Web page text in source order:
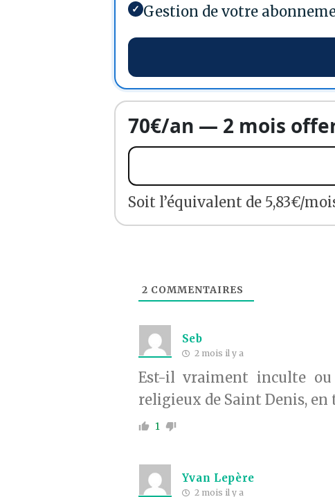
✓ Gestion de votre
70€/an — 2 mois
Soit l’équivalent de 5,83€/
2 COMMENTAIRES
Seb
2 mois il y a
Est-il vraiment inculte
religieux de Saint Denis, en
1
Yvan Lepère
2 mois il y a